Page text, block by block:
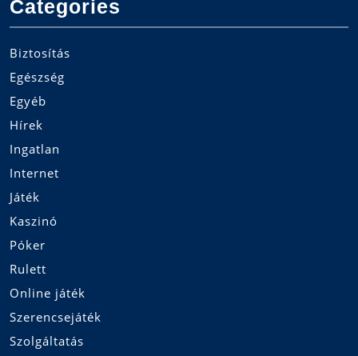
Categories
Biztosítás
Egészség
Egyéb
Hírek
Ingatlan
Internet
Játék
Kaszinó
Póker
Rulett
Online játék
Szerencsejáték
Szolgáltatás